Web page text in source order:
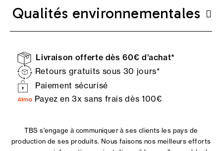
Qualités environnementales
Livraison offerte dès 60€ d'achat*
Retours gratuits sous 30 jours*
Paiement sécurisé
Payez en 3x sans frais dès 100€
TBS s'engage à communiquer à ses clients les pays de
production de ses produits. Nous faisons nos meilleurs efforts